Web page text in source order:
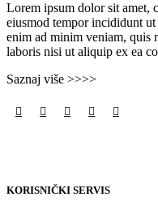
Lorem ipsum dolor sit amet,
eiusmod tempor incididunt
enim ad minim veniam, quis
laboris nisi ut aliquip ex ea
Saznaj više >>>>
KORISNIČKI SERVIS